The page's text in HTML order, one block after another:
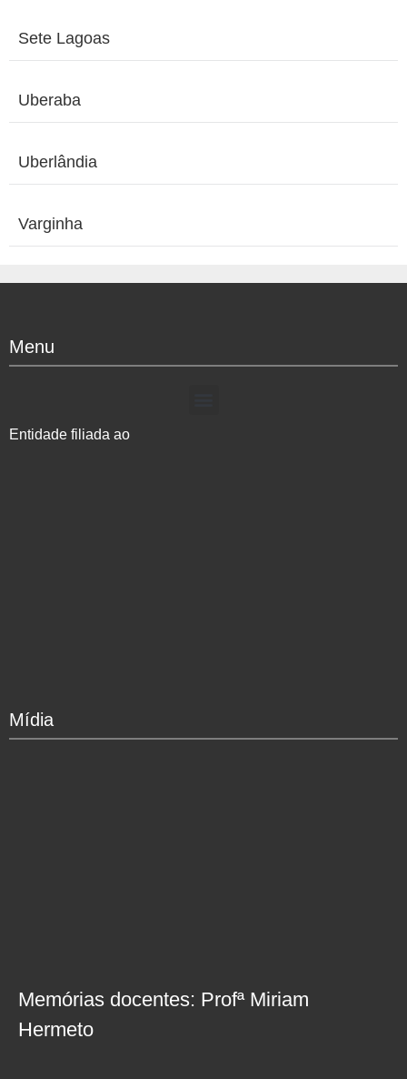
Sete Lagoas
Uberaba
Uberlândia
Varginha
Menu
Entidade filiada ao
Mídia
Memórias docentes: Profª Miriam
Hermeto